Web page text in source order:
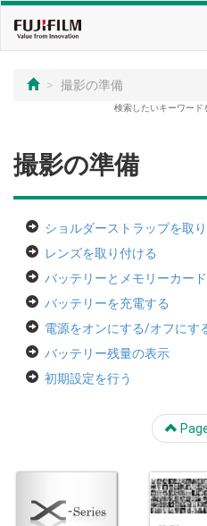
撮影の準備
検索したいキーワード
撮影の準備
ショルダーストラップを取
レンズを取り付ける
バッテリーとメモリーカー
バッテリーを充電する
電源をオンにする/オフにす
バッテリー残量の表示
初期設定を行う